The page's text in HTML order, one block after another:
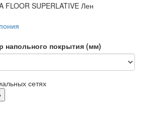
FLOOR SUPERLATIVE Лен
напольного покрытия (мм)
сетях